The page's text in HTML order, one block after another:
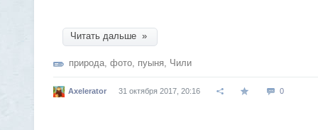
Читать дальше »
природа, фото, пуыня, Чили
Axelerator 31 октября 2017, 20:16 0